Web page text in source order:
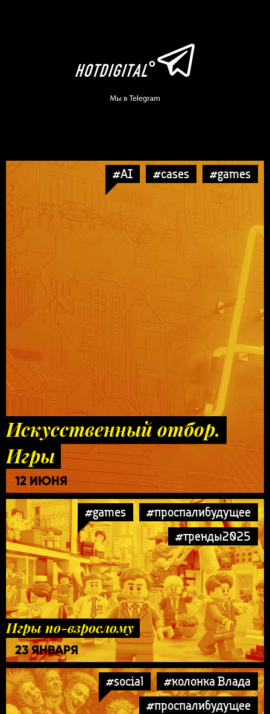
#AI #cases #games
Искусственный отбор.
Игры
12 ИЮНЯ
#games
#проспалибудущее
#тренды2025
Игры по-взрослому
23 ЯНВАРЯ
#social
#колонка Влада
#проспалибудущее